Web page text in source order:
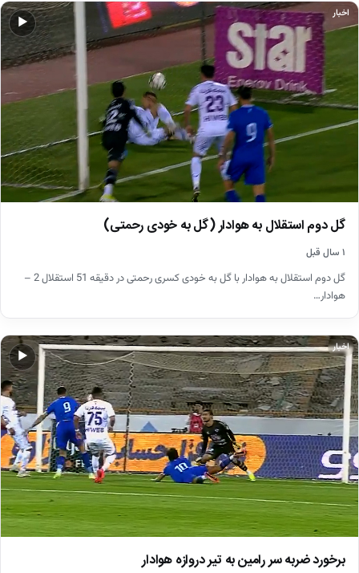
▶
اخبار
گل دوم استقلال به هوادار (گل به خودی رحمتی)
۱ سال قبل
گل دوم استقلال به هوادار با گل به خودی کسری رحمتی در دقیقه 51 استقلال 2 –
هوادار…
▶
اخبار
برخورد ضربه سر رامین به تیر دروازه هوادار